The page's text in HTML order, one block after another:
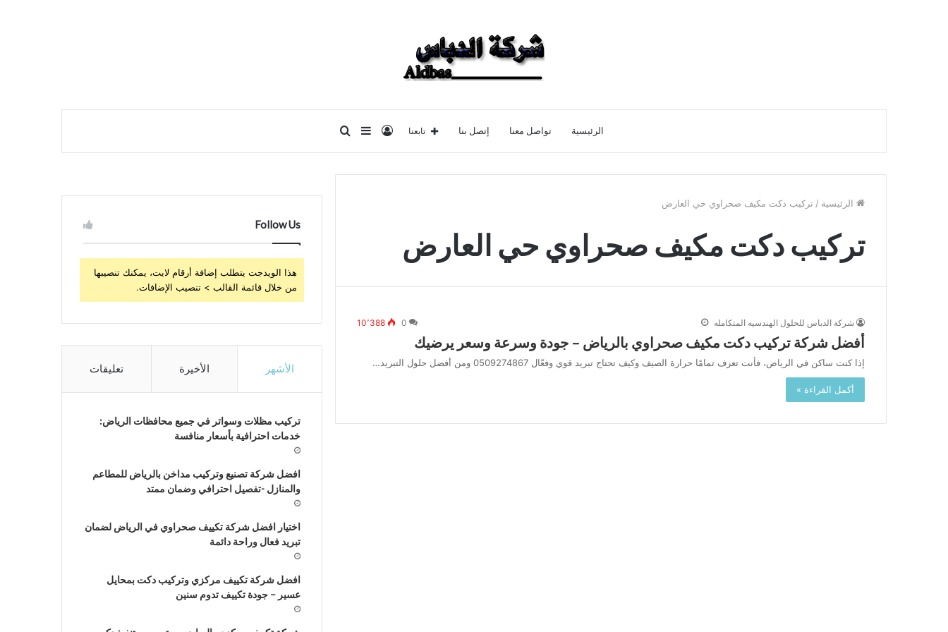
الرئيسية تواصل معنا إتصل بنا بحث
عن
إضافة
عمود
تسجيل
الدخول
تابعنا
الرئيسية / تركيب دكت مكيف صحراوي حي العارض
تركيب دكت مكيف صحراوي حي العارض
شركة الدباس للحلول الهندسيه المتكامله 0 10٬388
أفضل شركة تركيب دكت مكيف صحراوي بالرياض – جودة وسرعة وسعر يرضيك
إذا كنت ساكن في الرياض، فأنت تعرف تمامًا حرارة الصيف وكيف تحتاج تبريد قوي وفعّال 0509274867 ومن أفضل حلول التبريد…
أكمل القراءة »
Follow Us
هذا الويدجت يتطلب إضافة أرقام لايت، يمكنك تنصيبها
من خلال قائمة القالب > تنصيب الإضافات.
الأشهر الأخيرة تعليقات
تركيب مظلات وسواتر في جميع محافظات الرياض:
خدمات احترافية بأسعار منافسة
افضل شركة تصنيع وتركيب مداخن بالرياض للمطاعم
والمنازل -تفصيل احترافي وضمان ممتد
اختيار افضل شركة تكييف صحراوي في الرياض لضمان
تبريد فعال وراحة دائمة
افضل شركة تكييف مركزي وتركيب دكت بمحايل
عسير – جودة تكييف تدوم سنين